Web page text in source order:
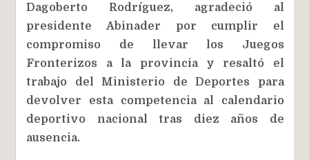
Dagoberto Rodríguez, agradeció al
presidente Abinader por cumplir el
compromiso de llevar los Juegos
Fronterizos a la provincia y resaltó el
trabajo del Ministerio de Deportes para
devolver esta competencia al calendario
deportivo nacional tras diez años de
ausencia.